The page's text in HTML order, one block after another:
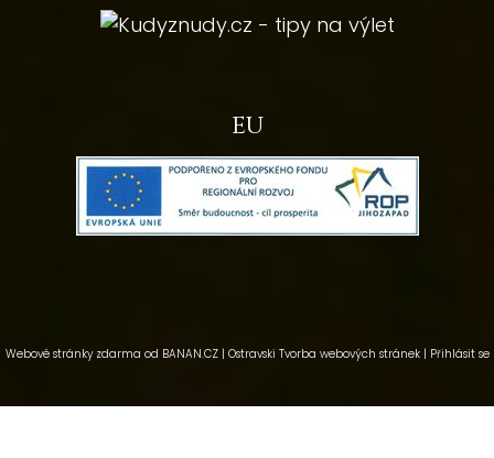
eu
Webové stránky zdarma od BANAN.CZ| Ostravski Tvorba webových stránek | Přihlásit se